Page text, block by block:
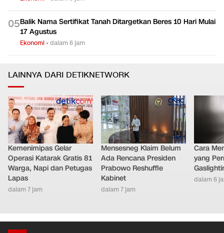
05Balik Nama Sertifikat Tanah Ditargetkan Beres 10 Hari Mulai
17 Agustus
Ekonomi •dalam 6 jam
LAINNYA DARI DETIKNETWORK
Kemenimipas Gelar
Operasi Katarak Gratis 81
Warga, Napi dan Petugas
Lapas
dalam 7 jam
Mensesneg Klaim Belum
Ada Rencana Presiden
Prabowo Reshuffle
Kabinet
dalam 7 jam
Cara
yang
dalam 6